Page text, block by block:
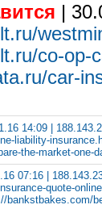
|
co-op-
car-
14:09 |
liability-
the-market-one-
07:16 |
quote-
bankstbakes.com/